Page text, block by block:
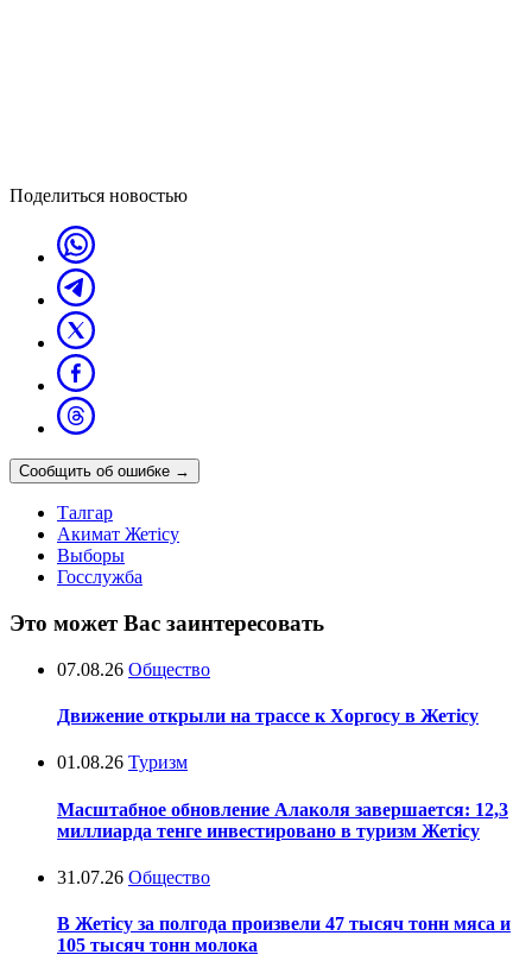
Поделиться новостью
Сообщить об ошибке →
Талгар
Акимат Жетісу
Выборы
Госслужба
Это может Вас заинтересовать
07.08.26 Общество
Движение открыли на трассе к Хоргосу в Жетісу
01.08.26 Туризм
Масштабное обновление Алаколя завершается: 12,3
миллиарда тенге инвестировано в туризм Жетісу
31.07.26 Общество
В Жетісу за полгода произвели 47 тысяч тонн мяса и
105 тысяч тонн молока